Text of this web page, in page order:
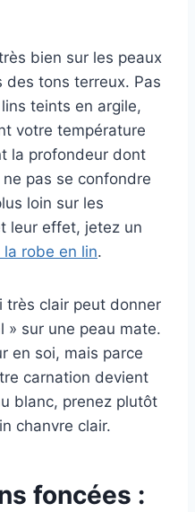
bien sur les peaux
des tons terreux. Pas
teints en argile,
votre température
la profondeur dont
pas se confondre
loin sur les
leur effet, jetez un
robe en lin.
très clair peut donner
» sur une peau mate.
en soi, mais parce
carnation devient
blanc, prenez plutôt
chanvre clair.
foncées :